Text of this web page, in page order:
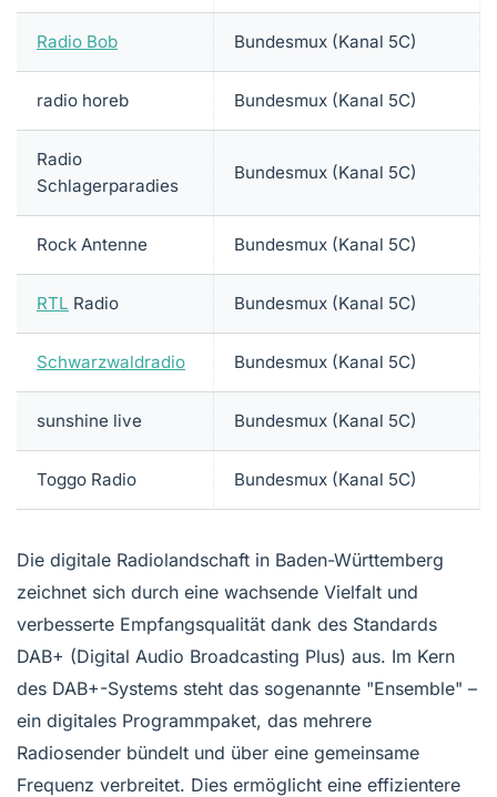
Radio Bob Bundesmux (Kanal 5C)
radio horeb Bundesmux (Kanal 5C)
Radio
Schlagerparadies
Bundesmux (Kanal 5C)
Rock Antenne Bundesmux (Kanal 5C)
RTL Radio Bundesmux (Kanal 5C)
Schwarzwaldradio Bundesmux (Kanal 5C)
sunshine live Bundesmux (Kanal 5C)
Toggo Radio Bundesmux (Kanal 5C)
Die digitale Radiolandschaft in Baden-Württemberg
zeichnet sich durch eine wachsende Vielfalt und
verbesserte Empfangsqualität dank des Standards
DAB+ (Digital Audio Broadcasting Plus) aus. Im Kern
des DAB+-Systems steht das sogenannte "Ensemble" –
ein digitales Programmpaket, das mehrere
Radiosender bündelt und über eine gemeinsame
Frequenz verbreitet. Dies ermöglicht eine effizientere